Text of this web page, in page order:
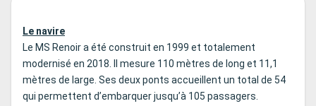
Le navire
Le MS Renoir a été construit en 1999 et totalement
modernisé en 2018. Il mesure 110 mètres de long et 11,1
mètres de large. Ses deux ponts accueillent un total de 54
qui permettent d’embarquer jusqu’à 105 passagers.